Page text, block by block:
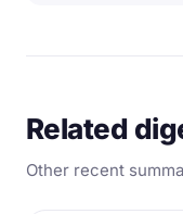
Related
Other recent